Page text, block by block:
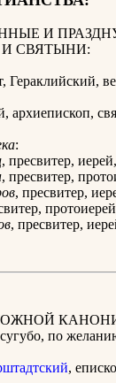
И
СВЯТЫНИ:
Гераклийский,
архиепископ,
:
, пресвитер,
, пресвитер,
, пресвитер,
, пресвитер,
по
,